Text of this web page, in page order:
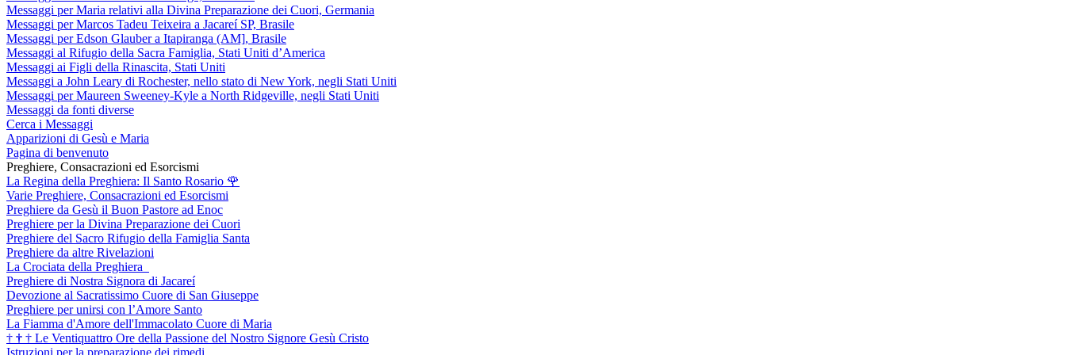
Messaggi per Maria relativi alla Divina Preparazione dei Cuori, Germania
Messaggi per Marcos Tadeu Teixeira a Jacareí SP, Brasile
Messaggi per Edson Glauber a Itapiranga (AM], Brasile
Messaggi al Rifugio della Sacra Famiglia, Stati Uniti d’America
Messaggi ai Figli della Rinascita, Stati Uniti
Messaggi a John Leary di Rochester, nello stato di New York, negli Stati Uniti
Messaggi per Maureen Sweeney-Kyle a North Ridgeville, negli Stati Uniti
Messaggi da fonti diverse
Cerca i Messaggi
Apparizioni di Gesù e Maria
Pagina di benvenuto
Preghiere, Consacrazioni ed Esorcismi
La Regina della Preghiera: Il Santo Rosario 🌹
Varie Preghiere, Consacrazioni ed Esorcismi
Preghiere da Gesù il Buon Pastore ad Enoc
Preghiere per la Divina Preparazione dei Cuori
Preghiere del Sacro Rifugio della Famiglia Santa
Preghiere da altre Rivelazioni
La Crociata della Preghiera
Preghiere di Nostra Signora di Jacareí
Devozione al Sacratissimo Cuore di San Giuseppe
Preghiere per unirsi con l’Amore Santo
La Fiamma d'Amore dell'Immacolato Cuore di Maria
† † † Le Ventiquattro Ore della Passione del Nostro Signore Gesù Cristo
Istruzioni per la preparazione dei rimedi